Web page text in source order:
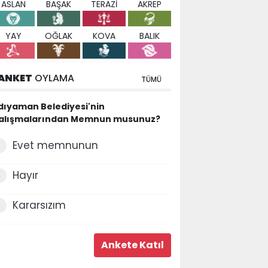
ASLAN BAŞAK TERAZİ AKREP
YAY OĞLAK KOVA BALIK
OYLAMA TÜMÜ
Belediyesi'nin
Memnun musunuz?
Evet memnunun
Hayır
Kararsızım